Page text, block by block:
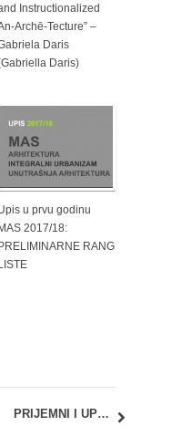
Instructionalized
Archē-Tecture” –
Daris
Daris)
u prvu godinu
2017/18:
RANG
PRIJEMNI I UPIS 2025: Septembarski upisni rok – INFORMATOR